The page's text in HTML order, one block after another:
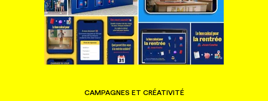
CAMPAGNES ET CRÉATIVITÉ